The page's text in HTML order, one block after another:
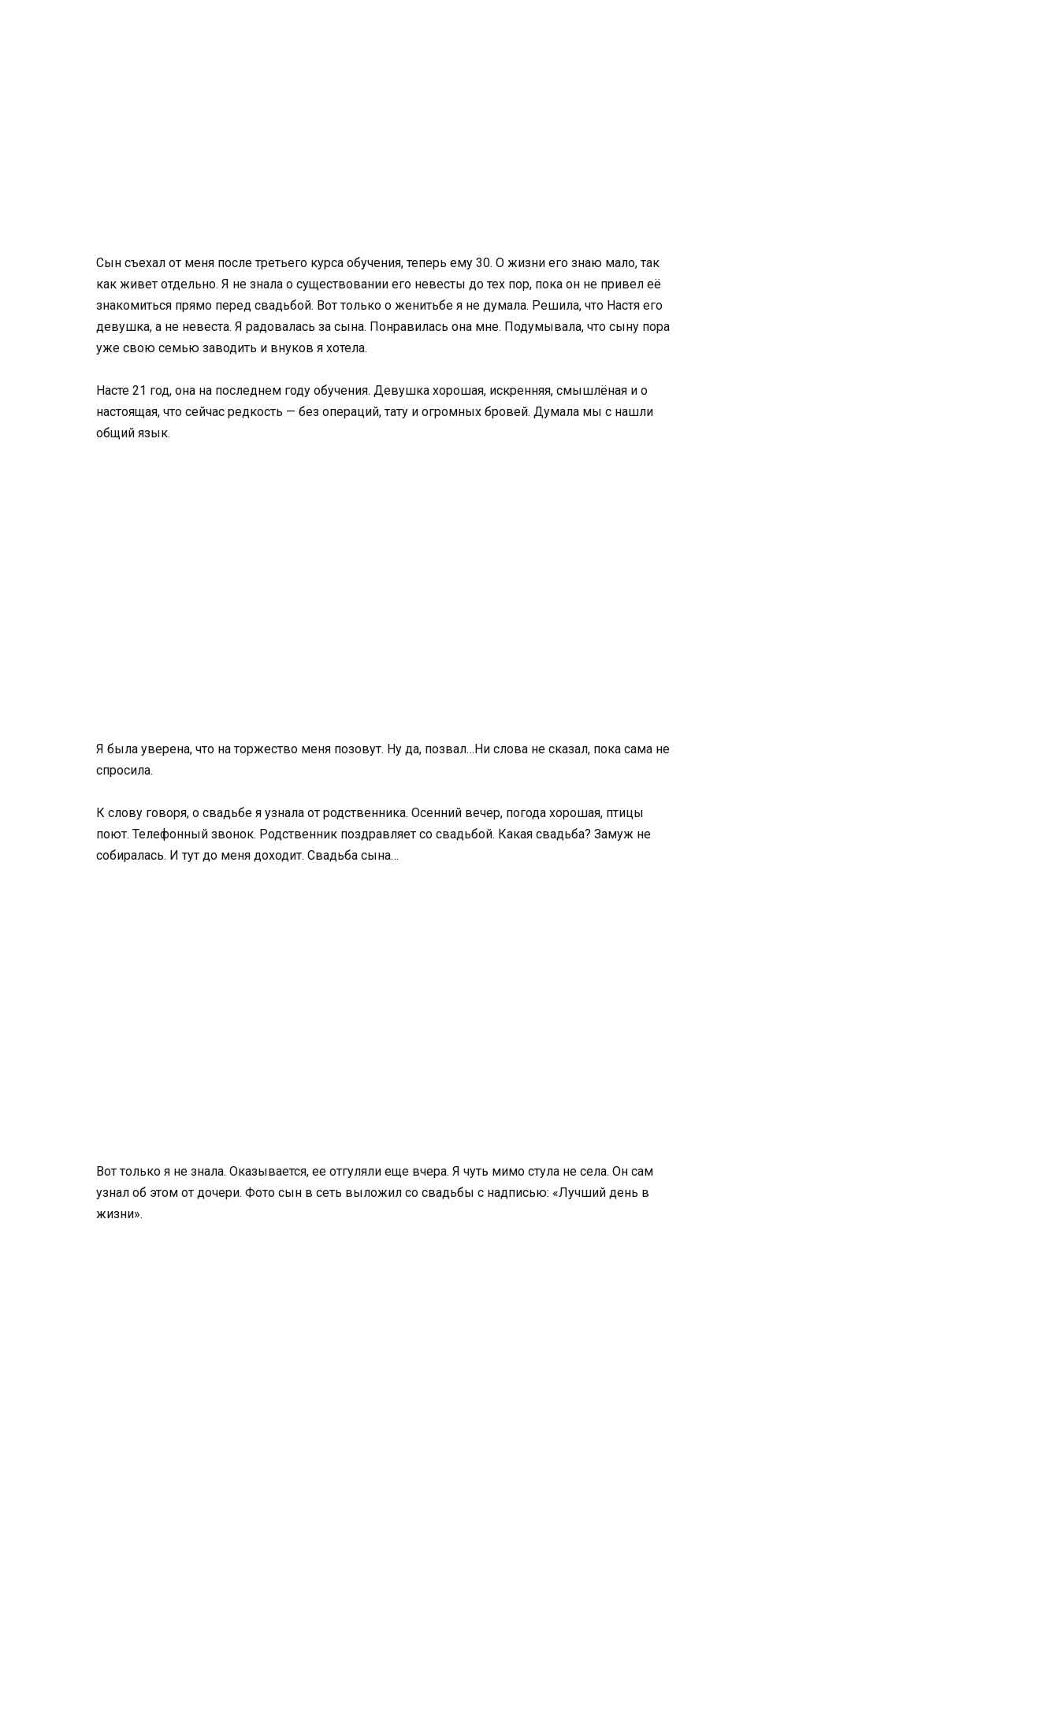
Сын съехал от меня после третьего курса обучения, теперь ему 30. О жизни его знаю мало, так
как живет отдельно. Я не знала о существовании его невесты до тех пор, пока он не привел её
знакомиться прямо перед свадьбой. Вот только о женитьбе я не думала. Решила, что Настя его
девушка, а не невеста. Я радовалась за сына. Понравилась она мне. Подумывала, что сыну пора
уже свою семью заводить и внуков я хотела.
Насте 21 год, она на последнем году обучения. Девушка хорошая, искренняя, смышлёная и о
настоящая, что сейчас редкость — без операций, тату и огромных бровей. Думала мы с нашли
общий язык.
Я была уверена, что на торжество меня позовут. Ну да, позвал…Ни слова не сказал, пока сама не
спросила.
К слову говоря, о свадьбе я узнала от родственника. Осенний вечер, погода хорошая, птицы
поют. Телефонный звонок. Родственник поздравляет со свадьбой. Какая свадьба? Замуж не
собиралась. И тут до меня доходит. Свадьба сына…
Вот только я не знала. Оказывается, ее отгуляли еще вчера. Я чуть мимо стула не села. Он сам
узнал об этом от дочери. Фото сын в сеть выложил со свадьбы с надписью: «Лучший день в
жизни».